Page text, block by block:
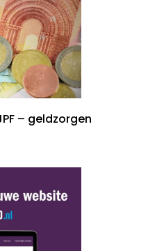
– geldzorgen